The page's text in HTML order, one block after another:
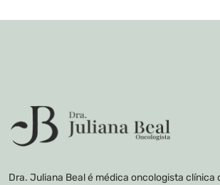
Dra. Juliana Beal é médica oncologista clínica